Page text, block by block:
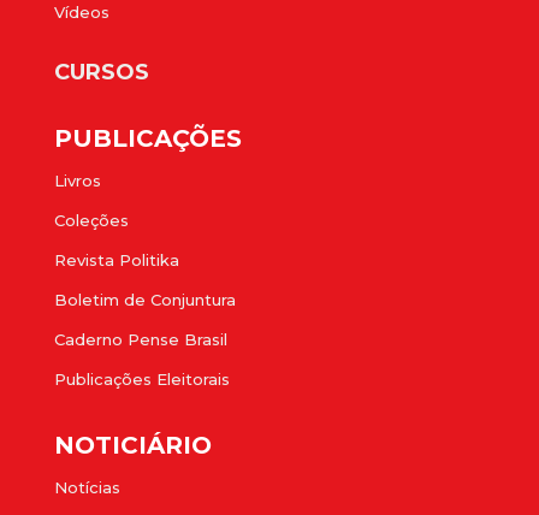
Vídeos
CURSOS
PUBLICAÇÕES
Livros
Coleções
Revista Politika
Boletim de Conjuntura
Caderno Pense Brasil
Publicações Eleitorais
NOTICIÁRIO
Notícias